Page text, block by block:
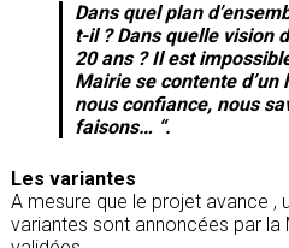
Dans quel plan
t-il ? Dans quelle vision
20 ans ? Il est
Mairie se contente d’un
nous confiance, nous
faisons… “.
Les variantes
A mesure que le projet avance ,
variantes sont annoncées par la